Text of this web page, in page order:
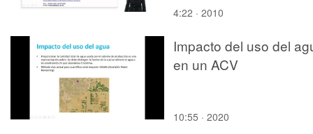
4:22 · 2010
Impacto del uso del
en un ACV
10:55 · 2020